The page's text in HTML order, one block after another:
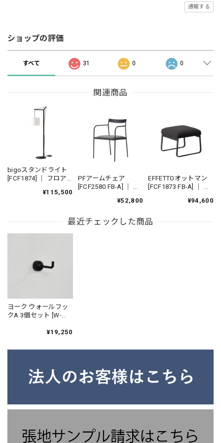
通報する
ショップの評価
すべて 31 0 0
関連商品
bigoスタンドライト
[FCF1874] ｜ フロア
テリア 美濃和紙 揉み
¥115,500
PFアームチェア
[FCF2580 FB-A] ｜ ダ
ッキングチェア アイ
産家具
¥52,800
EFFETTOオットマン
[FCF1873 FB-A] ｜ フ
ソファ パーソナルチ
ラウンジチェア 国産
¥94,600
最近チェックした商品
ヨーク ウォールフッ
クA 3個セット [W-
¥19,250